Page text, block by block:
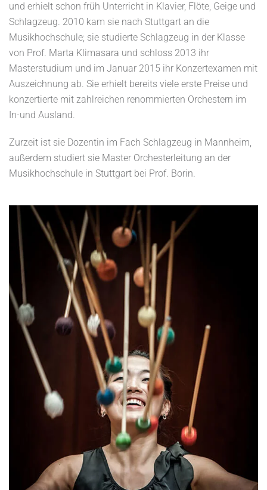
und erhielt schon früh Unterricht in Klavier, Flöte, Geige und
Schlagzeug. 2010 kam sie nach Stuttgart an die
Musikhochschule; sie studierte Schlagzeug in der Klasse
von Prof. Marta Klimasara und schloss 2013 ihr
Masterstudium und im Januar 2015 ihr Konzertexamen mit
Auszeichnung ab. Sie erhielt bereits viele erste Preise und
konzertierte mit zahlreichen renommierten Orchestern im
In-und Ausland.
Zurzeit ist sie Dozentin im Fach Schlagzeug in Mannheim,
außerdem studiert sie Master Orchesterleitung an der
Musikhochschule in Stuttgart bei Prof. Borin.